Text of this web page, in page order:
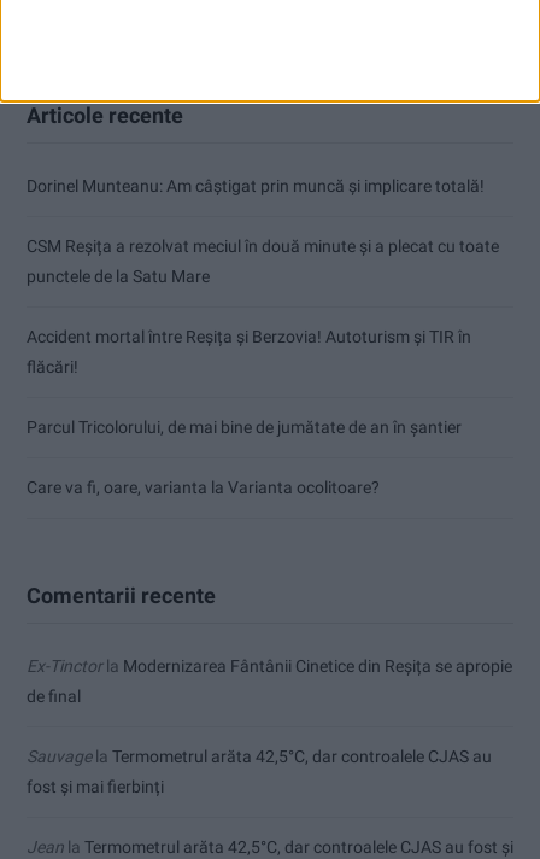
Articole recente
Dorinel Munteanu: Am câștigat prin muncă și implicare totală!
CSM Reșița a rezolvat meciul în două minute și a plecat cu toate
punctele de la Satu Mare
Accident mortal între Reșița și Berzovia! Autoturism și TIR în
flăcări!
Parcul Tricolorului, de mai bine de jumătate de an în șantier
Care va fi, oare, varianta la Varianta ocolitoare?
Comentarii recente
Ex-Tinctorla Modernizarea Fântânii Cinetice din Reșița se apropie
de final
Sauvagela Termometrul arăta 42,5°C, dar controalele CJAS au
fost și mai fierbinți
Jean la Termometrul arăta 42,5°C, dar controalele CJAS au fost și